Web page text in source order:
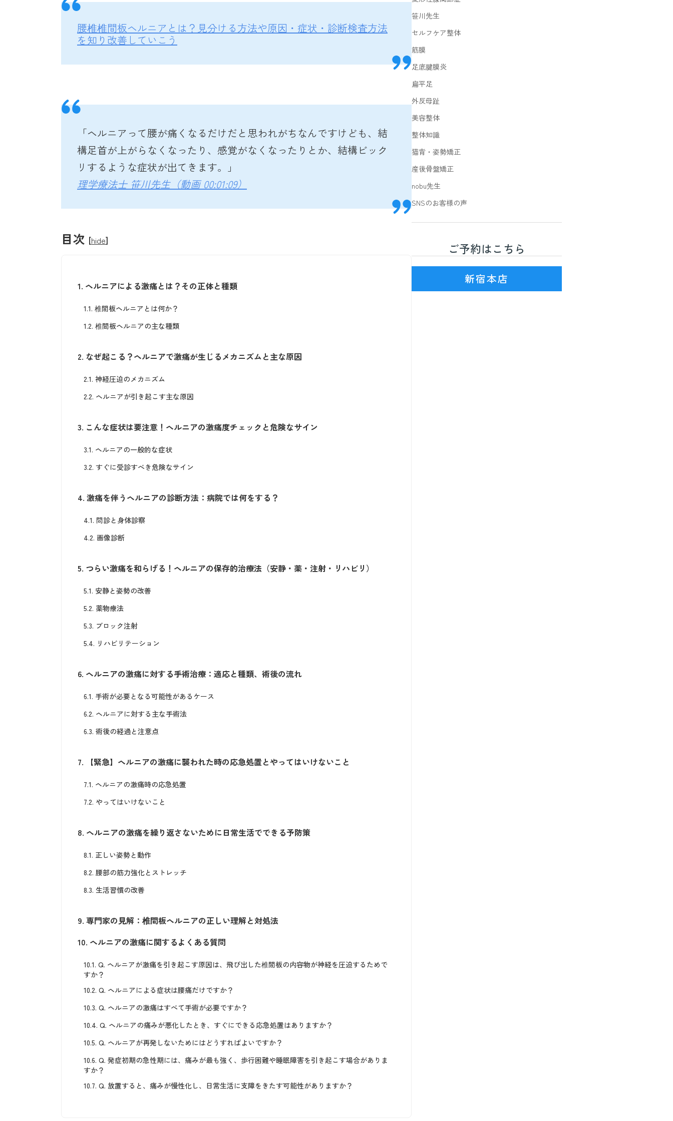
腰椎椎間板ヘルニアとは？見分ける方法や原因・症状・診断検査方法
を知り改善していこう
「ヘルニアって腰が痛くなるだけだと思われがちなんですけども、結
構足首が上がらなくなったり、感覚がなくなったりとか、結構ビック
リするような症状が出てきます。」
理学療法士 笹川先生（動画 00:01:09）
目次 [hide]
1. ヘルニアによる激痛とは？その正体と種類
1.1. 椎間板ヘルニアとは何か？
1.2. 椎間板ヘルニアの主な種類
2. なぜ起こる？ヘルニアで激痛が生じるメカニズムと主な原因
2.1. 神経圧迫のメカニズム
2.2. ヘルニアが引き起こす主な原因
3. こんな症状は要注意！ヘルニアの激痛度チェックと危険なサイン
3.1. ヘルニアの一般的な症状
3.2. すぐに受診すべき危険なサイン
4. 激痛を伴うヘルニアの診断方法：病院では何をする？
4.1. 問診と身体診察
4.2. 画像診断
5. つらい激痛を和らげる！ヘルニアの保存的治療法（安静・薬・注射・リハビリ）
5.1. 安静と姿勢の改善
5.2. 薬物療法
5.3. ブロック注射
5.4. リハビリテーション
6. ヘルニアの激痛に対する手術治療：適応と種類、術後の流れ
6.1. 手術が必要となる可能性があるケース
6.2. ヘルニアに対する主な手術法
6.3. 術後の経過と注意点
7. 【緊急】ヘルニアの激痛に襲われた時の応急処置とやってはいけないこと
7.1. ヘルニアの激痛時の応急処置
7.2. やってはいけないこと
8. ヘルニアの激痛を繰り返さないために日常生活でできる予防策
8.1. 正しい姿勢と動作
8.2. 腰部の筋力強化とストレッチ
8.3. 生活習慣の改善
9. 専門家の見解：椎間板ヘルニアの正しい理解と対処法
10. ヘルニアの激痛に関するよくある質問
10.1. Q. ヘルニアが激痛を引き起こす原因は、飛び出した椎間板の内容物が神経を圧迫するためで
すか？
10.2. Q. ヘルニアによる症状は腰痛だけですか？
10.3. Q. ヘルニアの激痛はすべて手術が必要ですか？
10.4. Q. ヘルニアの痛みが悪化したとき、すぐにできる応急処置はありますか？
10.5. Q. ヘルニアが再発しないためにはどうすればよいですか？
10.6. Q. 発症初期の急性期には、痛みが最も強く、歩行困難や睡眠障害を引き起こす場合がありま
すか？
10.7. Q. 放置すると、痛みが慢性化し、日常生活に支障をきたす可能性がありますか？
笹川先生
セルフケア整体
筋膜
足底腱膜炎
扁平足
外反母趾
美容整体
整体知識
猫背・姿勢矯正
産後骨盤矯正
nobu先生
SNSのお客様の声
ご予約はこちら
新宿本店
新宿駅(JR線)3番出口を出て徒歩7分